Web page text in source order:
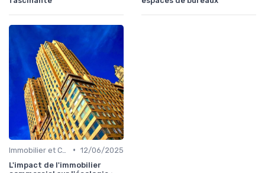
• 12/06/2025
L'impact de l'immobilier